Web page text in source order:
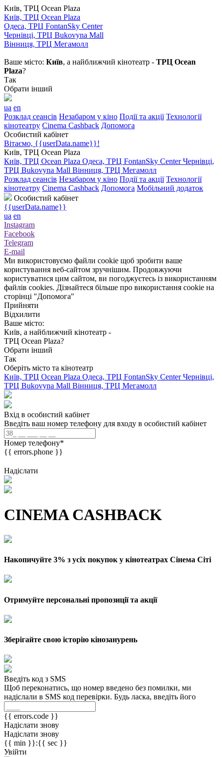
Київ, ТРЦ Ocean Plaza
Київ, ТРЦ Ocean Plaza
Одеса, ТРЦ FontanSky Center
Чернівці, ТРЦ Bukovyna Mall
Вінниця, ТРЦ Мегамолл
Ваше місто: Київ, а найближчий кінотеатр - ТРЦ Ocean
Plaza?
Так
Обрати інший
ua en
Розклад сеансів Незабаром у кіно Події та акції Технології
кінотеатру Cinema Cashback Допомога
Особистий кабінет
Вітаємо, {{userData.name}}!
Київ, ТРЦ Ocean Plaza
Київ, ТРЦ Ocean Plaza Одеса, ТРЦ FontanSky CenterЧернівці,
ТРЦ Bukovyna Mall Вінниця, ТРЦ Мегамолл
Розклад сеансів Незабаром у кіно Події та акції Технології
кінотеатру Cinema Cashback Допомога Мобільний додаток
Особистий кабінет
{{userData.name}}
ua en
Instagram
Facebook
Telegram
E-mail
Ми використовуємо файли cookie щоб зробити ваше
користування веб-сайтом зручнішим. Продовжуючи
користуватися цим сайтом, ви погоджуєтесь із використанням
файлів cookies. Дізнайтеся більше про використання cookie на
сторінці "Допомога"
Прийняти
Відхилити
Ваше місто:
Київ, а найближчий кінотеатр -
ТРЦ Ocean Plaza?
Обрати інший
Так
Оберіть місто та кінотеатр
Київ, ТРЦ Ocean Plaza Одеса, ТРЦ FontanSky CenterЧернівці,
ТРЦ Bukovyna Mall Вінниця, ТРЦ Мегамолл
Вхід в особистий кабінет
Введіть ваш номер телефону для входу в особистий кабінет
Номер телефону*
{{ errors.phone }}
Надіслати
CINEMA CASHBACK
Накопичуйте 3% з усіх покупок у кінотеатрах Сінема Сіті
Отримуйте персональні пропозиції та акції
Зберігайте свою історію кінозанурень
Введіть код з SMS
Щоб переконатись, що номер введено без помилки, ми
надіслали в SMS код перевірки. Будь ласка, введіть його
{{ errors.code }}
Надіслати знову
Надіслати знову
{{ min }}:{{ sec }}
Увійти